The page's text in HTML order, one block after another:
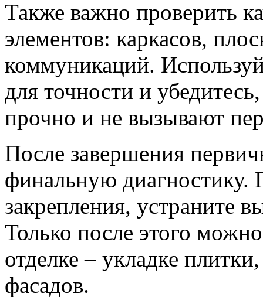
Также важно проверить
элементов: каркасов,
коммуникаций.
для точности и
прочно и не вызывают
После завершения
финальную диагностику.
закрепления, устраните
Только после этого
отделке – укладке
фасадов.